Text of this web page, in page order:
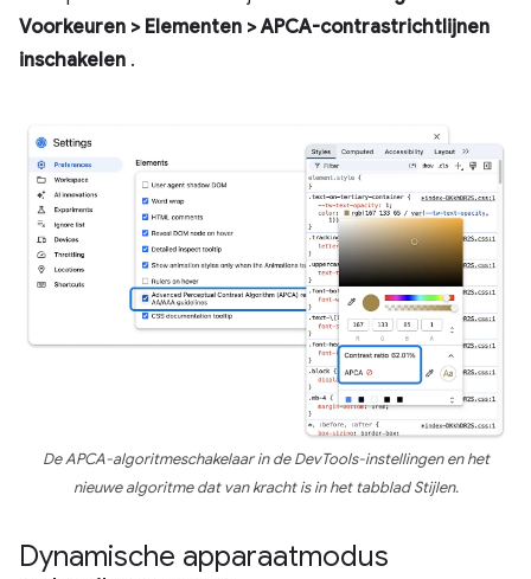
Voorkeuren > Elementen > APCA-contrastrichtlijnen
inschakelen .
De APCA-algoritmeschakelaar in de DevTools-instellingen en het
nieuwe algoritme dat van kracht is in het tabblad Stijlen.
Dynamische apparaatmodus